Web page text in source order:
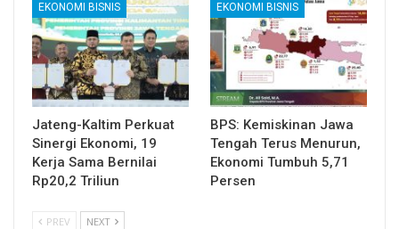
EKONOMI BISNIS
Jateng-Kaltim Perkuat
Sinergi Ekonomi, 19
Kerja Sama Bernilai
Rp20,2 Triliun
EKONOMI BISNIS
BPS: Kemiskinan Jawa
Tengah Terus Menurun,
Ekonomi Tumbuh 5,71
Persen
PREV NEXT